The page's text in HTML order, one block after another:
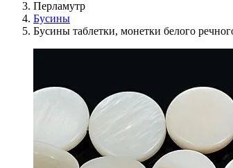
Перламутр
Бусины
Бусины таблетки, монетки белого